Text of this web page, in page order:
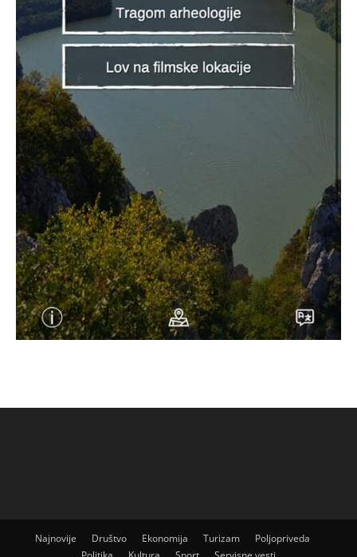
Najnovije Društvo Ekonomija Turizam
Poljopriveda